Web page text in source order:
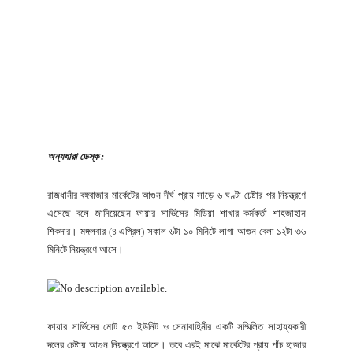
অন্যধারা ডেস্ক :
রাজধানীর বঙ্গবাজার মার্কেটের আগুন দীর্ঘ প্রায় সাড়ে ৬ ঘণ্টা চেষ্টার পর নিয়ন্ত্রণে
এসেছে বলে জানিয়েছেন ফায়ার সার্ভিসের মিডিয়া শাখার কর্মকর্তা শাহজাহান
শিকদার। মঙ্গলবার (৪ এপ্রিল) সকাল ৬টা ১০ মিনিটে লাগা আগুন বেলা ১২টা ৩৬
মিনিটে নিয়ন্ত্রণে আসে।
ফায়ার সার্ভিসের মোট ৫০ ইউনিট ও সেনাবাহিনীর একটি সম্মিলিত সাহায্যকারী
দলের চেষ্টায় আগুন নিয়ন্ত্রণে আসে। তবে এরই মাঝে মার্কেটের প্রায় পাঁচ হাজার